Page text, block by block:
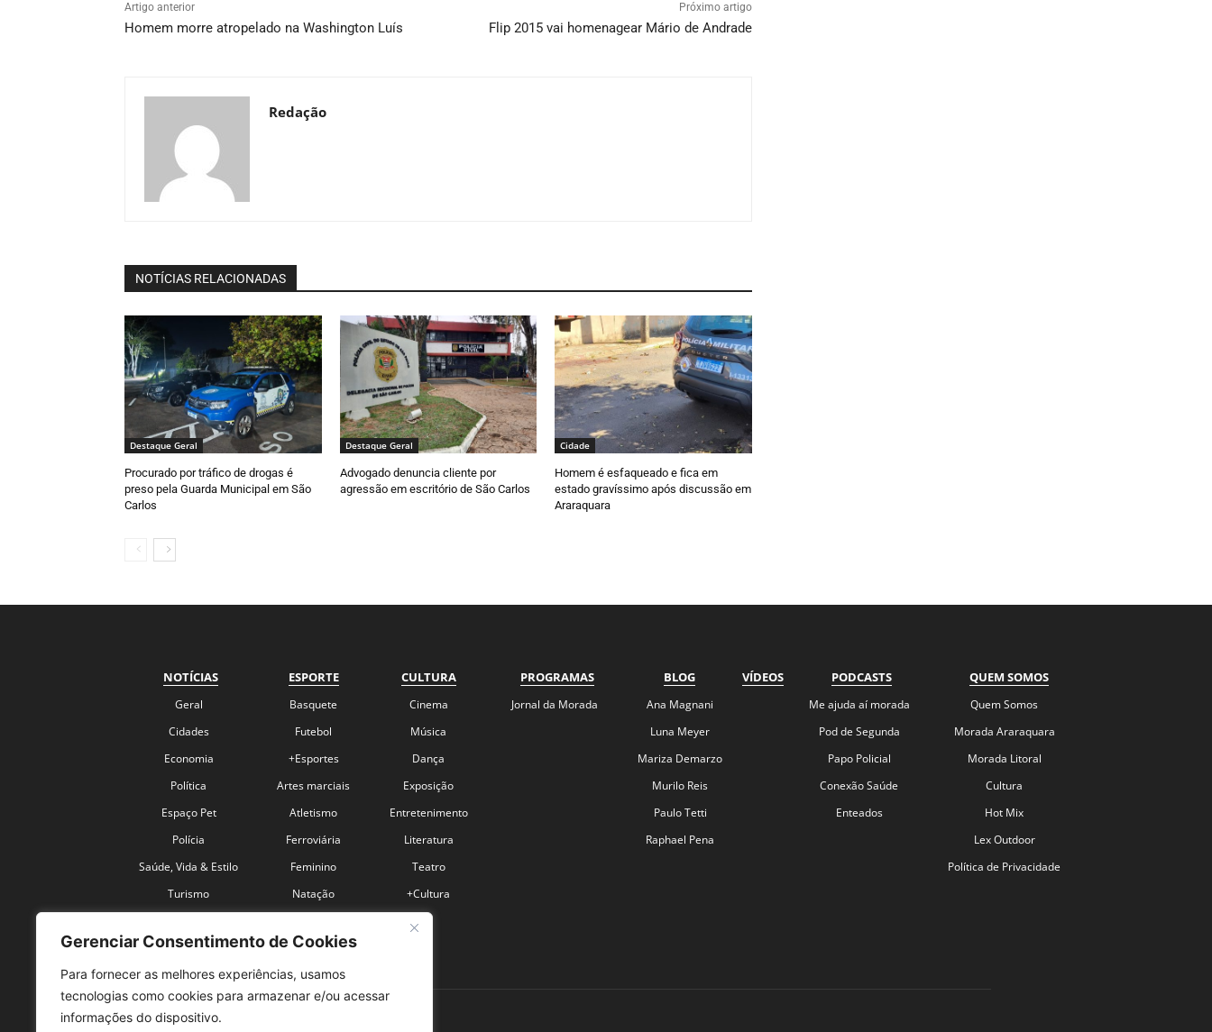
Gerenciar Consentimento de Cookies
Para fornecer as melhores experiências, usamos
tecnologias como cookies para armazenar e/ou acessar
informações do dispositivo.
Artigo anterior
Homem morre atropelado na Washington Luís
Próximo artigo
Flip 2015 vai homenagear Mário de Andrade
Redação
NOTÍCIAS RELACIONADAS
Destaque Geral
Procurado por tráfico de drogas é
preso pela Guarda Municipal em São
Carlos
Destaque Geral
Advogado denuncia cliente por
agressão em escritório de São Carlos
Cidade
Homem é esfaqueado e fica em
estado gravíssimo após discussão em
Araraquara
NOTÍCIAS
Geral
Cidades
Economia
Política
Espaço Pet
Polícia
Saúde, Vida & Estilo
Turismo
ESPORTE
Basquete
Futebol
+Esportes
Artes marciais
Atletismo
Ferroviária
Feminino
Natação
CULTURA
Cinema
Música
Dança
Exposição
Entretenimento
Literatura
Teatro
+Cultura
PROGRAMAS
Jornal da Morada
BLOG
Ana Magnani
Luna Meyer
Mariza Demarzo
Murilo Reis
Paulo Tetti
Raphael Pena
VÍDEOS PODCASTS
Me ajuda aí morada
Pod de Segunda
Papo Policial
Conexão Saúde
Enteados
QUEM SOMOS
Quem Somos
Morada Araraquara
Morada Litoral
Cultura
Hot Mix
Lex Outdoor
Política de Privacidade